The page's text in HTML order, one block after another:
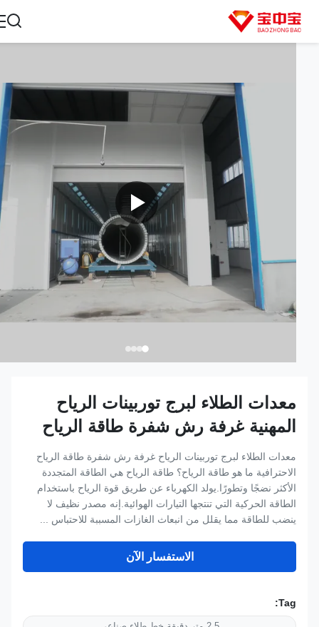
معدات الطلاء لبرج توربينات الرياح
المهنية غرفة رش شفرة طاقة الرياح
معدات الطلاء لبرج توربينات الرياح غرفة رش شفرة طاقة الرياح
الاحترافية ما هو طاقة الرياح؟ طاقة الرياح هي الطاقة المتجددة
الأكثر نضجًا وتطورًا.يولد الكهرباء عن طريق قوة الرياح باستخدام
الطاقة الحركية التي تنتجها التيارات الهوائية.إنه مصدر نظيف لا
ينضب للطاقة مما يقلل من انبعاث الغازات المسببة للاحتباس ...
الاستفسار الآن